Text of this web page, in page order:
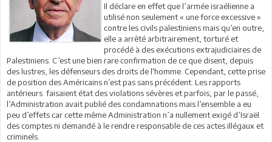
Il déclare en effet que l’armée israélienne a
utilisé non seulement « une force excessive »
contre les civils palestiniens mais qu’en outre,
elle a arrêté arbitrairement, torturé et
procédé à des exécutions extrajudiciaires de
Palestiniens. C’est une bien rare confirmation de ce que disent, depuis
des lustres, les défenseurs des droits de l‘homme. Cependant, cette prise
de position des Américains n’est pas sans précédent. Les rapports
antérieurs faisaient état des violations sévères et parfois, par le passé,
l’Administration avait publié des condamnations mais l’ensemble a eu
peu d’effets car cette même Administration n’a nullement exigé d’Israël
des comptes ni demandé à le rendre responsable de ces actes illégaux et
criminels.